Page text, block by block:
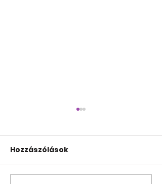
Hozzászólások